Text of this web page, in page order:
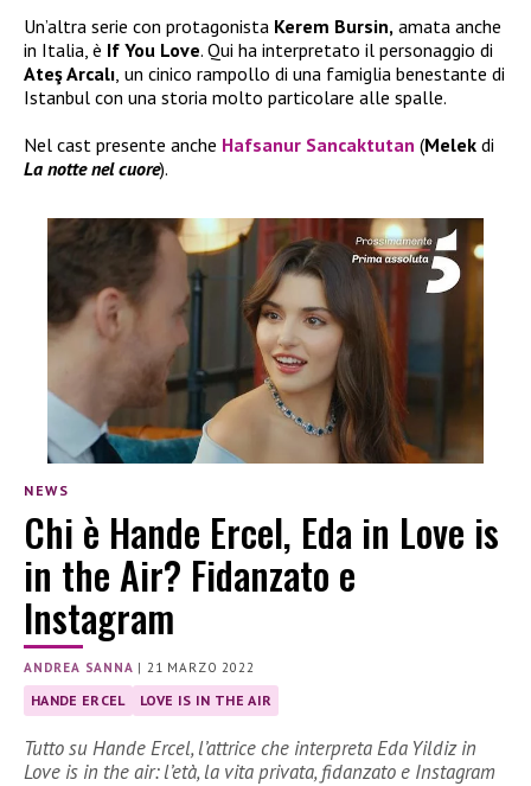
Un’altra serie con protagonista Kerem Bursin, amata anche
in Italia, è If You Love. Qui ha interpretato il personaggio di
Ateş Arcalı un cinico rampollo di una famiglia benestante di
Istanbul con una storia molto particolare alle spalle.
Nel cast presente anche Hafsanur Sancaktutan (Melek di
La notte nel cuore).
NEWS
Chi è Hande Ercel, Eda in Love is
in the Air? Fidanzato e
Instagram
ANDREA SANNA |21 MARZO 2022
HANDE ERCEL LOVE IS IN THE AIR
Tutto su Hande Ercel, l’attrice che interpreta Eda Yildiz in
Love is in the air: l’età, la vita privata, fidanzato e Instagram